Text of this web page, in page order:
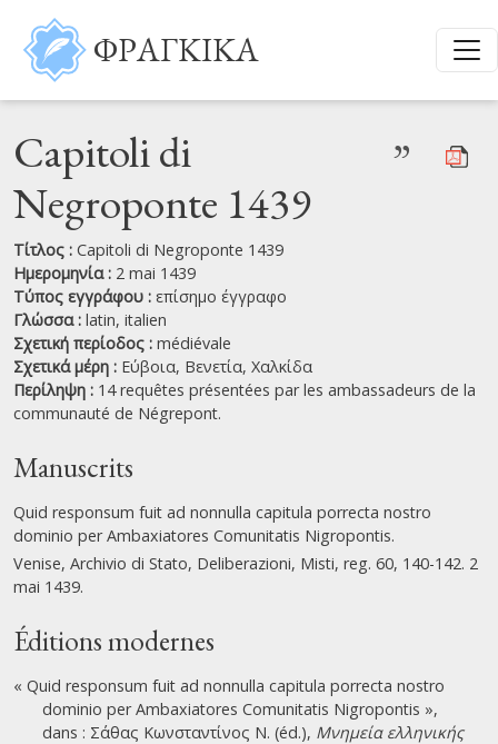
Παράκαμψη προς το κυρίως περιεχόμενο
ΦΡΑΓΚΙΚΑ
Capitoli di
Negroponte 1439
”
Τίτλος : Capitoli di Negroponte 1439
Ημερομηνία : 2 mai 1439
Τύπος εγγράφου : επίσημο έγγραφο
Γλώσσα : latin, italien
Σχετική περίοδος : médiévale
Σχετικά μέρη : Εύβοια, Βενετία, Χαλκίδα
Περίληψη : 14 requêtes présentées par les ambassadeurs de la
communauté de Négrepont.
Manuscrits
Quid responsum fuit ad nonnulla capitula porrecta nostro
dominio per Ambaxiatores Comunitatis Nigropontis.
Venise, Archivio di Stato, Deliberazioni, Misti, reg. 60, 140-142. 2
mai 1439.
Éditions modernes
« Quid responsum fuit ad nonnulla capitula porrecta nostro
dominio per Ambaxiatores Comunitatis Nigropontis »,
dans : Σάθας Κωνσταντίνος Ν. (éd.), Μνημεία ελληνικής